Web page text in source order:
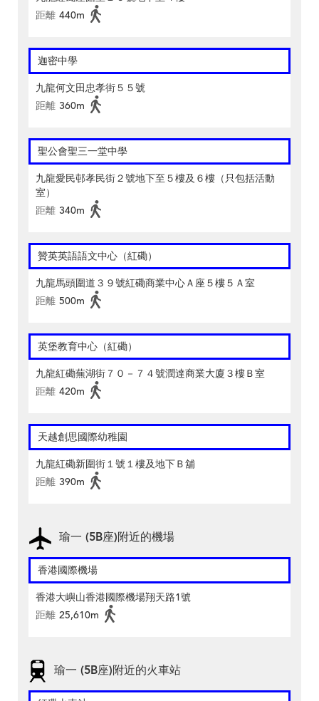
距離 440m
迦密中學
九龍何文田忠孝街５５號
距離 360m
聖公會聖三一堂中學
九龍愛民邨孝民街２號地下至５樓及６樓（只包括活動
室）
距離 340m
贊英英語語文中心（紅磡）
九龍馬頭圍道３９號紅磡商業中心Ａ座５樓５Ａ室
距離 500m
英堡教育中心（紅磡）
九龍紅磡蕪湖街７０－７４號潤達商業大廈３樓Ｂ室
距離 420m
天越創思國際幼稚園
九龍紅磡新圍街１號１樓及地下Ｂ舖
距離 390m
瑜一 (5B座)附近的機場
香港國際機場
香港大嶼山香港國際機場翔天路1號
距離 25,610m
瑜一 (5B座)附近的火車站